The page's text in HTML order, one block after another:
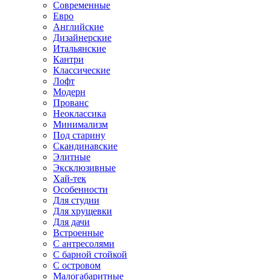
Современные
Евро
Английские
Дизайнерские
Итальянские
Кантри
Классические
Лофт
Модерн
Прованс
Неоклассика
Минимализм
Под старину
Скандинавские
Элитные
Эксклюзивные
Хай-тек
Особенности
Для студии
Для хрущевки
Для дачи
Встроенные
С антресолями
С барной стойкой
С островом
Малогабаритные